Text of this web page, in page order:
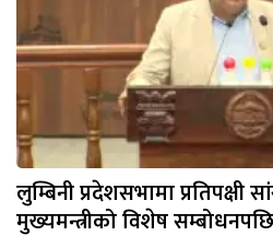
लुम्बिनी प्रदेशसभामा प्रतिपक्षी
मुख्यमन्त्रीको विशेष